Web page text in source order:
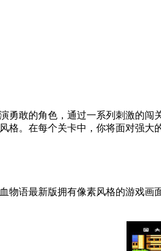
勇敢的角色，通过一系列刺激的
格。在每个关卡中，你将面对强
物语最新版拥有像素风格的游戏